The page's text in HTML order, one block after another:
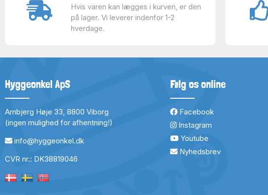
Hvis varen kan lægges i kurven, er den
på lager. Vi leverer indenfor 1-2
hverdage.
Hyggeonkel ApS
Arnbjerg Høje 33, 8800 Viborg
(ingen mulighed for afhentning!)
info@hyggeonkel.dk
CVR nr.: DK38819046
Følg os online
Facebook
Instagram
Youtube
Nyhedsbrev